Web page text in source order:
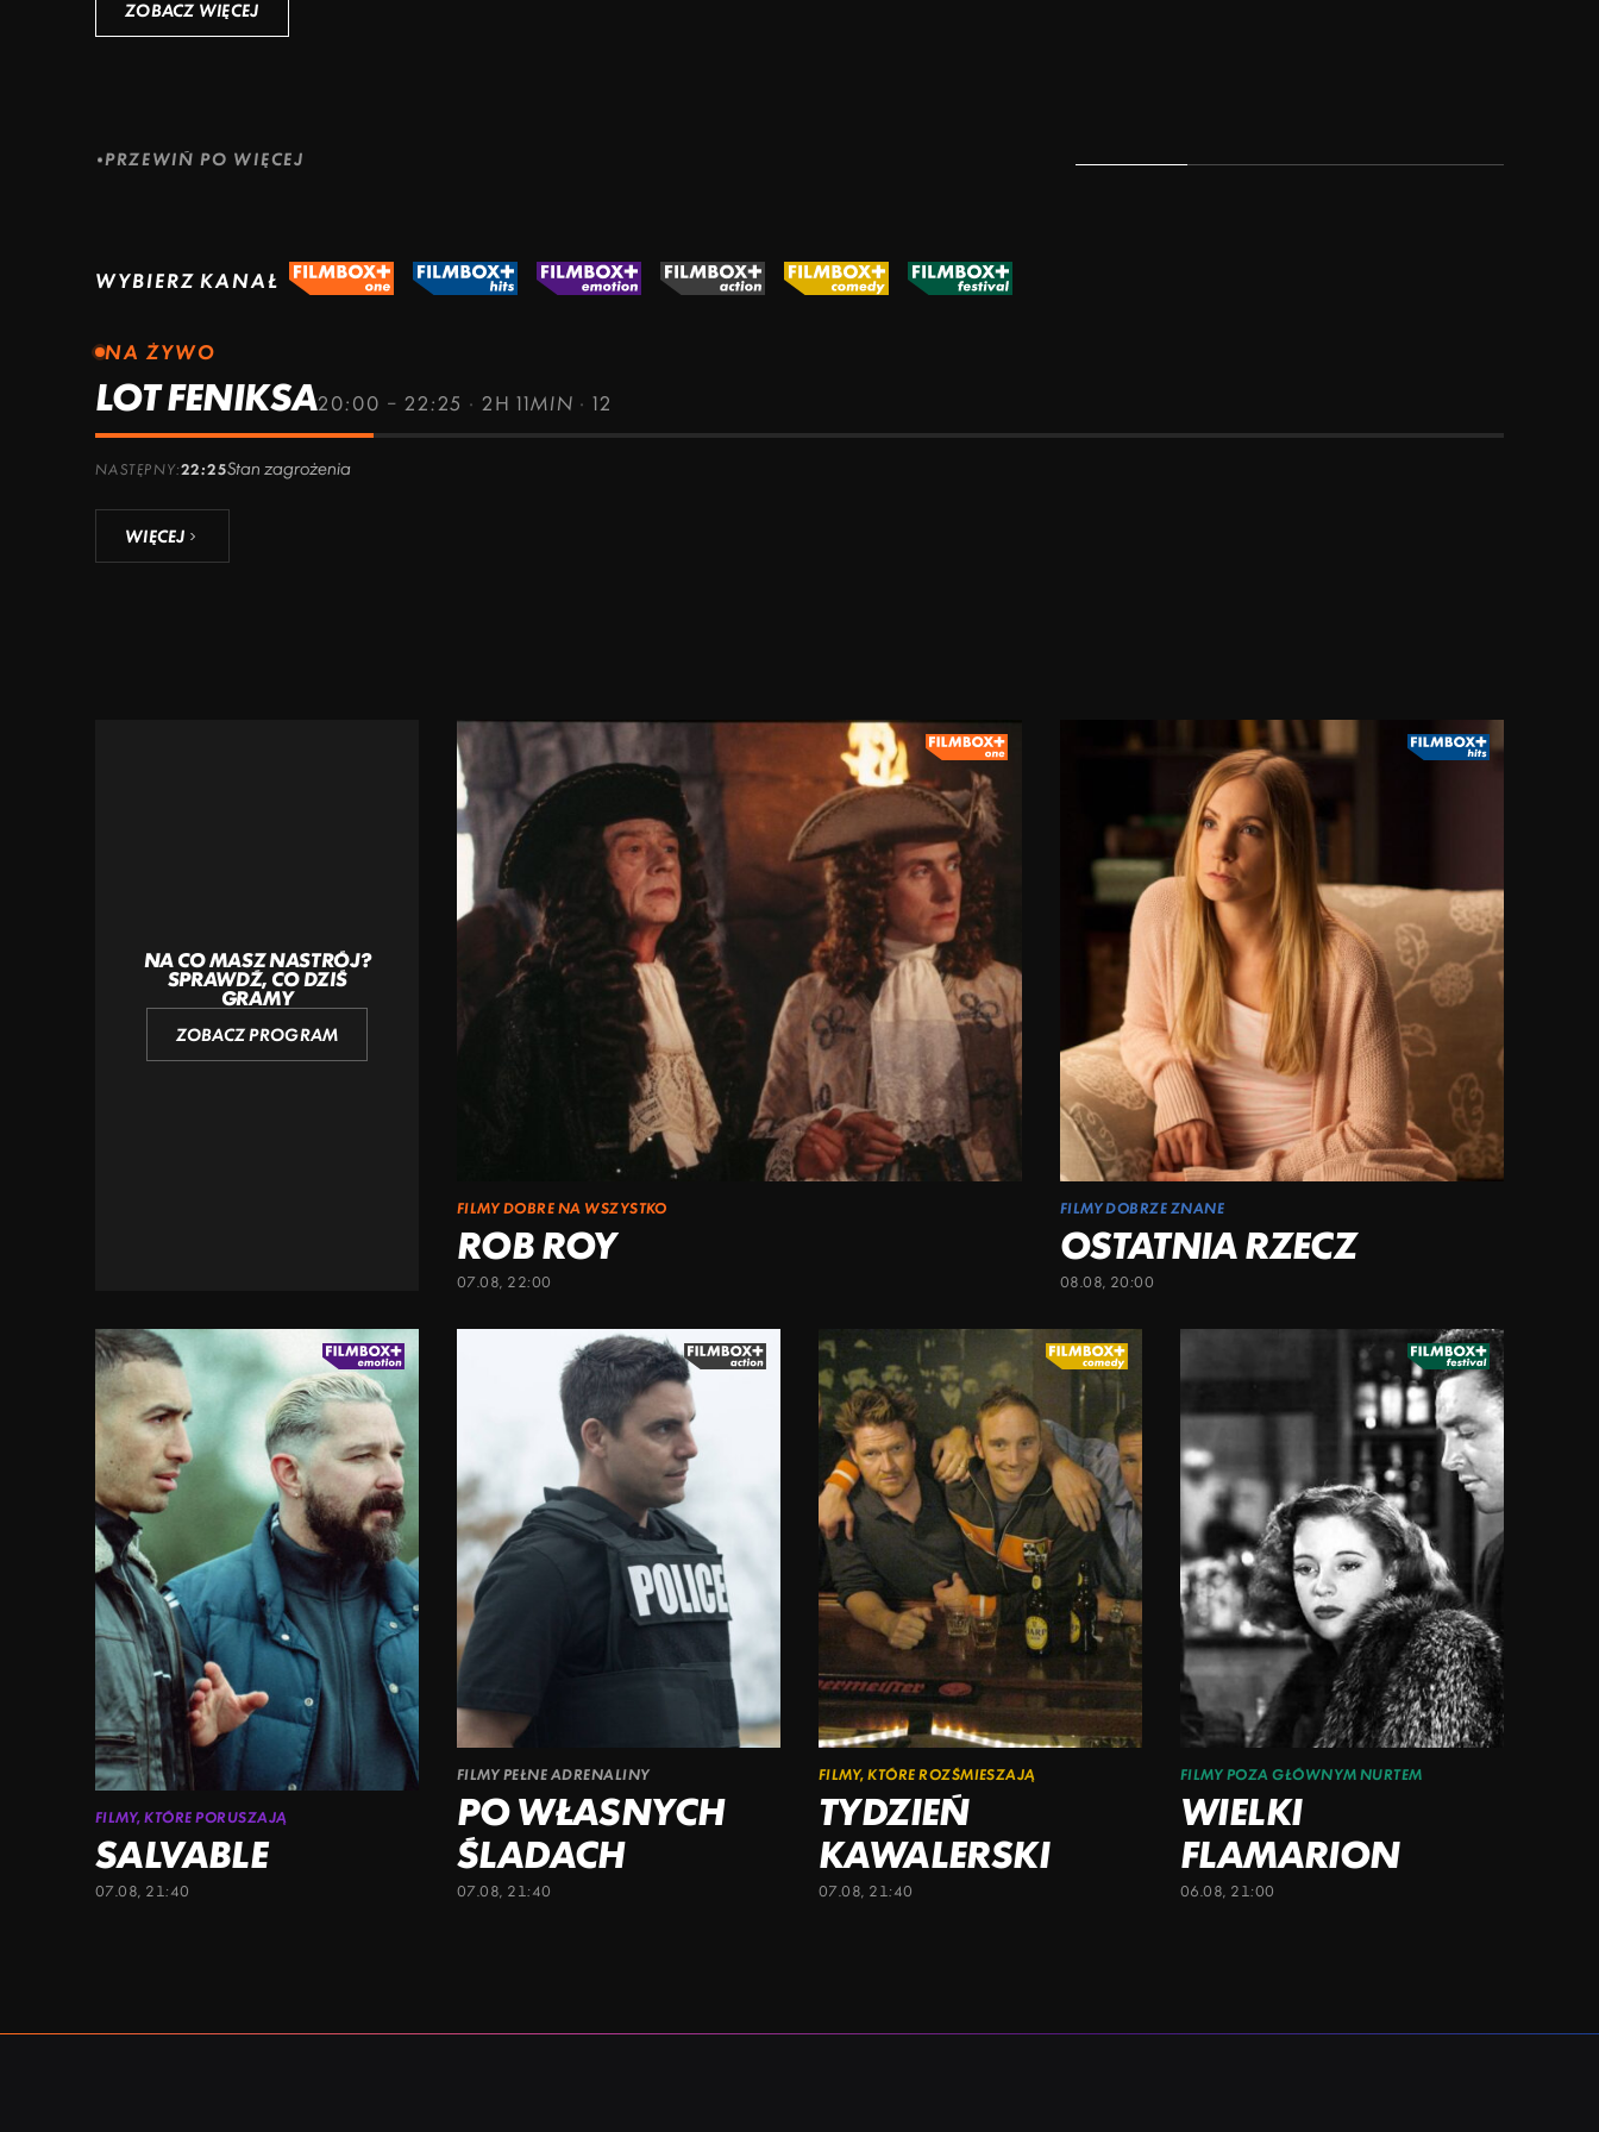
ZOBACZ WIĘCEJ
PRZEWIŃ PO WIĘCEJ
WYBIERZ KANAŁ
NA ŻYWO
LOT FENIKSA20:00 – 22:25 ·2H 11MIN ·12
NASTĘPNY:22:25Stan zagrożenia
WIĘCEJ
NA CO MASZ NASTRÓJ?
SPRAWDŹ, CO DZIŚ
GRAMY
ZOBACZ PROGRAM
FILMY DOBRE NA WSZYSTKO
ROB ROY
07.08, 22:00
FILMY DOBRZE ZNANE
OSTATNIA RZECZ
08.08, 20:00
FILMY, KTÓRE PORUSZAJĄ
SALVABLE
07.08, 21:40
FILMY PEŁNE ADRENALINY
PO WŁASNYCH
ŚLADACH
07.08, 21:40
FILMY, KTÓRE ROZŚMIESZAJĄ
TYDZIEŃ
KAWALERSKI
07.08, 21:40
FILMY POZA GŁÓWNYM NURTEM
WIELKI
FLAMARION
06.08, 21:00